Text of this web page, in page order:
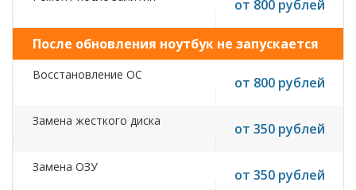
от 800 рублей
После обновления ноутбук не запускается
Восстановление ОС от 800 рублей
Замена жесткого диска от 350 рублей
Замена ОЗУ от 350 рублей